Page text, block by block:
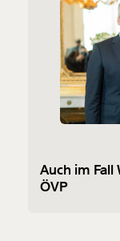
Auch im
ÖVP